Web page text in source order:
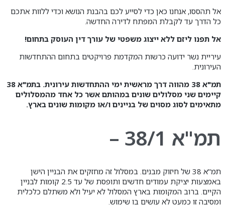
אל תהססו, אנחנו כאן כדי לסייע לכם בהבנת הנושא וכדי ללוות אתכם
כל הדרך עד לקבלת המפתח לדירה החדשה.
אל תפנו ליזם ללא ייצוג משפטי של עורך דין העוסק בתחום!
עיריית נשר ידועה כרשות המקדמת פרויקטים בתחום ההתחדשות
העירונית.
תמ"א 38 מהווה דרך מראשית ימי ההתחדשות עירונית. בתמ"א 38
קיימים שני מסלולים שונים במהותם אשר כל אחד מהמסלולים
מתאימים לסוג מסוים של בניינים ו/או מקומות שונים בארץ.
תמ"א 38/1 –
תמ"א 38 של חיזוק מבנים. במסלול זה מחזקים את הבניין הישן
באמצעות יציקת עמודים חדשים ותופסת של עד 2.5 קומות לבניין
הקיים. ברוב המקומות בארץ המסלול לא יעיל ולא משתלם כלכלית
ומסיבה זו כמעט לא עושים בו שימוש.